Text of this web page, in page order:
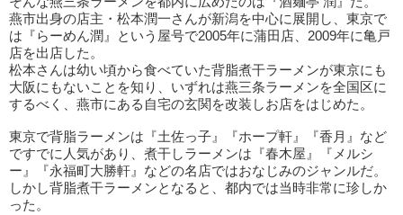
燕市出身の店主・松本潤一さんが新潟を中心に展開し、東京で
は『らーめん潤』という屋号で2005年に蒲田店、2009年に亀戸
店を出店した。
松本さんは幼い頃から食べていた背脂煮干ラーメンが東京にも
大阪にもないことを知り、いずれは燕三条ラーメンを全国区に
するべく、燕市にある自宅の玄関を改装しお店をはじめた。
東京で背脂ラーメンは『土佐っ子』『ホープ軒』『香月』など
ですでに人気があり、煮干しラーメンは『春木屋』『メルシ
ー』『永福町大勝軒』などの名店ではおなじみのジャンルだ。
しかし背脂煮干ラーメンとなると、都内では当時非常に珍しか
った。